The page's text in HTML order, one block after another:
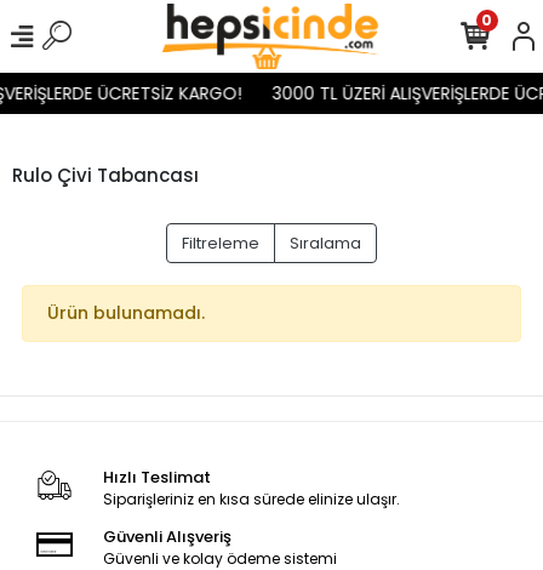
ÜCRETSİZ KARGO! 3000 TL ÜZERİ ALIŞVERİŞLERDE
0
Rulo Çivi Tabancası
Filtreleme Sıralama
Ürün bulunamadı.
Hızlı Teslimat
Siparişleriniz en kısa sürede elinize ulaşır.
Güvenli Alışveriş
Güvenli ve kolay ödeme sistemi